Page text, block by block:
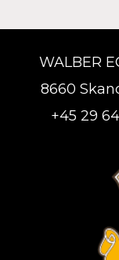
WALBER
8660
+45 29